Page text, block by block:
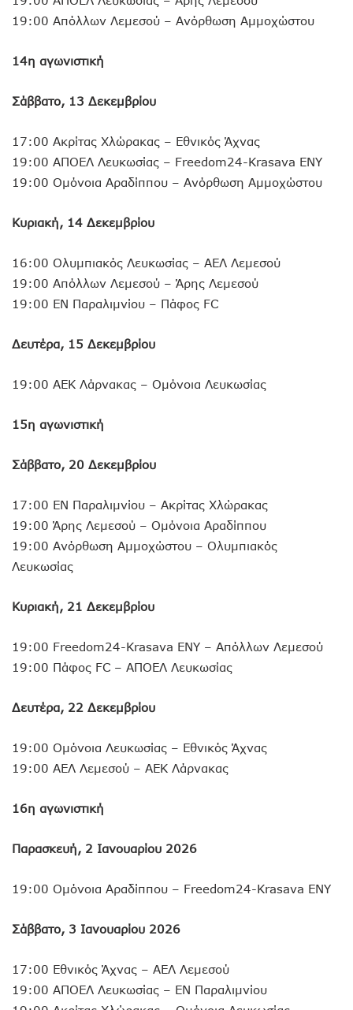
19:00 Απόλλων Λεμεσού – Ανόρθωση Αμμοχώστου
14η αγωνιστική
Σάββατο, 13 Δεκεμβρίου
17:00 Ακρίτας Χλώρακας – Εθνικός Άχνας
19:00 ΑΠΟΕΛ Λευκωσίας – Freedom24-Krasava ΕΝΥ
19:00 Ομόνοια Αραδίππου – Ανόρθωση Αμμοχώστου
Κυριακή, 14 Δεκεμβρίου
16:00 Ολυμπιακός Λευκωσίας – ΑΕΛ Λεμεσού
19:00 Απόλλων Λεμεσού – Άρης Λεμεσού
19:00 ΕΝ Παραλιμνίου – Πάφος FC
Δευτέρα, 15 Δεκεμβρίου
19:00 ΑΕΚ Λάρνακας – Ομόνοια Λευκωσίας
15η αγωνιστική
Σάββατο, 20 Δεκεμβρίου
17:00 ΕΝ Παραλιμνίου – Ακρίτας Χλώρακας
19:00 Άρης Λεμεσού – Ομόνοια Αραδίππου
19:00 Ανόρθωση Αμμοχώστου – Ολυμπιακός
Λευκωσίας
Κυριακή, 21 Δεκεμβρίου
19:00 Freedom24-Krasava ΕΝΥ – Απόλλων Λεμεσού
19:00 Πάφος FC – ΑΠΟΕΛ Λευκωσίας
Δευτέρα, 22 Δεκεμβρίου
19:00 Ομόνοια Λευκωσίας – Εθνικός Άχνας
19:00 ΑΕΛ Λεμεσού – ΑΕΚ Λάρνακας
16η αγωνιστική
Παρασκευή, 2 Ιανουαρίου 2026
19:00 Ομόνοια Αραδίππου – Freedom24-Krasava ΕΝΥ
Σάββατο, 3 Ιανουαρίου 2026
17:00 Εθνικός Άχνας – ΑΕΛ Λεμεσού
19:00 ΑΠΟΕΛ Λευκωσίας – ΕΝ Παραλιμνίου